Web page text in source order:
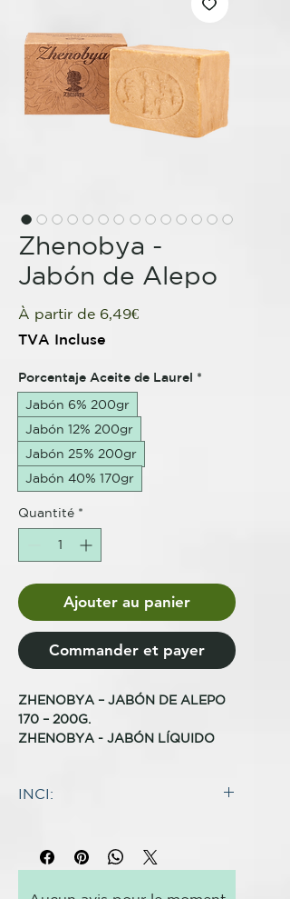
Zhenobya -
Jabón de Alepo
À partir de 6,49€Prix
TVA Incluse
Porcentaje Aceite de Laurel *
Jabón 6% 200gr
Jabón 12% 200gr
Jabón 25% 200gr
Jabón 40% 170gr
Quantité *
Ajouter au panier
Commander et payer
ZHENOBYA – JABÓN DE ALEPO
170 – 200G.
ZHENOBYA - JABÓN LÍQUIDO
y ya no solo porque la
formulación de los mismos no
haya cambiado en los últimos
INCI:
(Oliva) *, aceite de hoja de Laurus